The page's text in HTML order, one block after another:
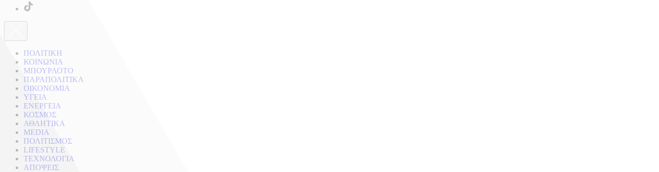
ΠΟΛΙΤΙΚΗ
ΚΟΙΝΩΝΙΑ
ΜΠΟΥΡΛΟΤΟ
ΠΑΡΑΠΟΛΙΤΙΚΑ
ΟΙΚΟΝΟΜΙΑ
ΥΓΕΙΑ
ΕΝΕΡΓΕΙΑ
ΚΟΣΜΟΣ
ΑΘΛΗΤΙΚΑ
MEDIA
ΠΟΛΙΤΙΣΜΟΣ
LIFESTYLE
ΤΕΧΝΟΛΟΓΙΑ
ΑΠΟΨΕΙΣ